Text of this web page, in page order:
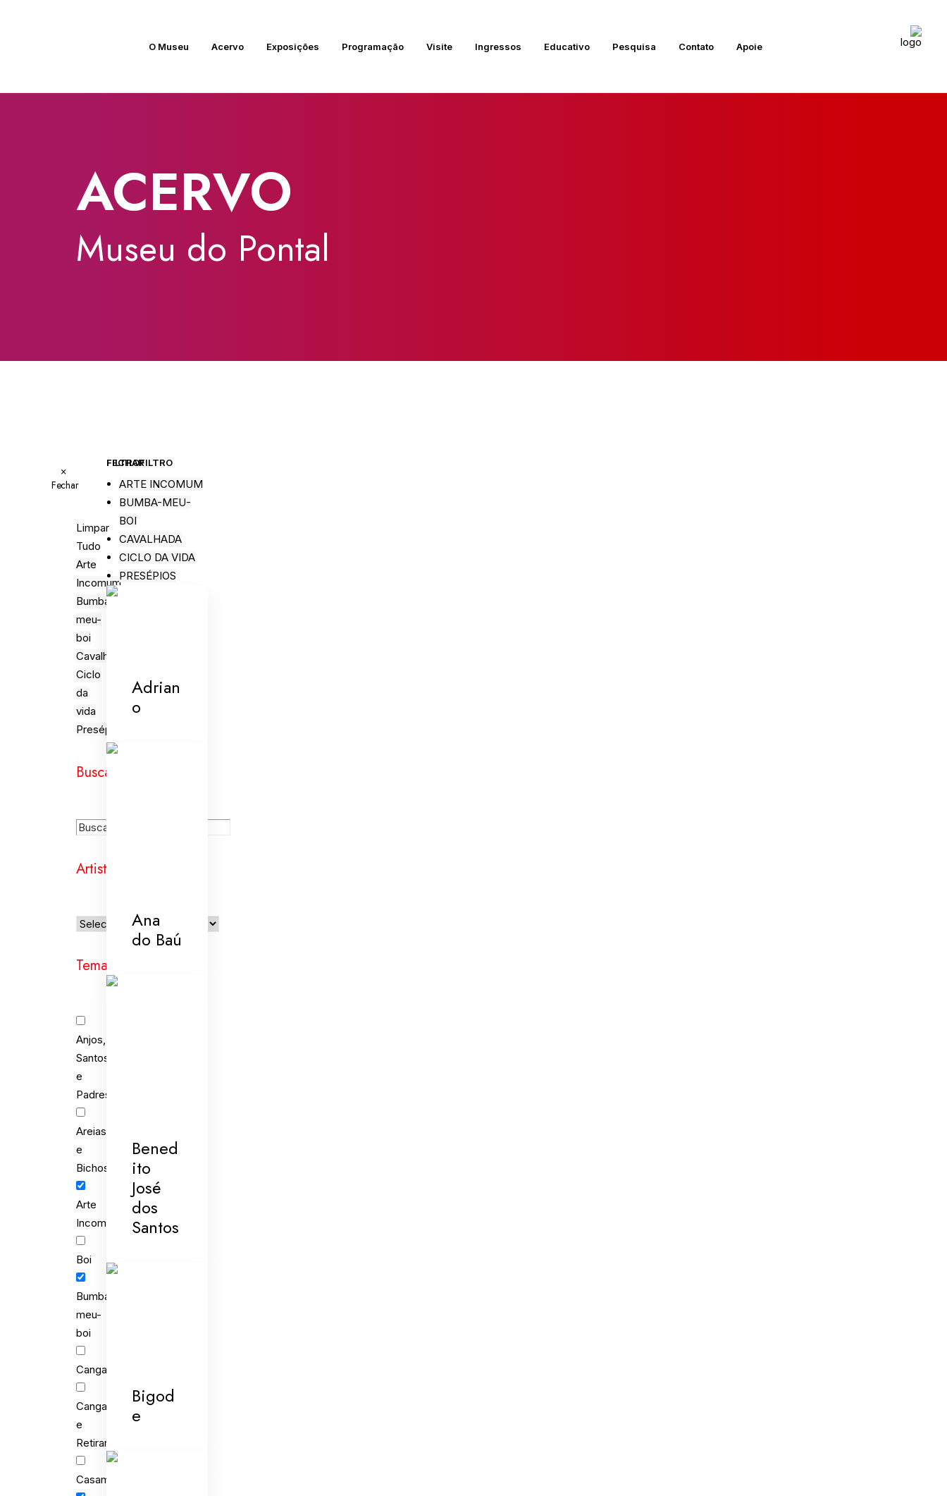
O Museu Acervo Exposições Programação Visite Ingressos Educativo Pesquisa Contato Apoie
ACERVO
Museu do Pontal
×
Fechar
Limpar
Tudo
Arte
Incomum
Bumba-
meu-
boi
Cavalhada
Ciclo
da
vida
Presépios
Busca
Artistas
Temas
Anjos,
Santos
e
Padres
Areias
e
Bichos
Arte
Incomum
Boi
Bumba-
meu-
boi
Cangaceiros
Cangaceiros
e
Retirantes
Casamento
FECHAR FILTROFILTRO
ARTE INCOMUM
BUMBA-MEU-
BOI
CAVALHADA
CICLO DA VIDA
PRESÉPIOS
Adrian
o
Ana
do Baú
Bened
ito
José
dos
Santos
Bigod
e